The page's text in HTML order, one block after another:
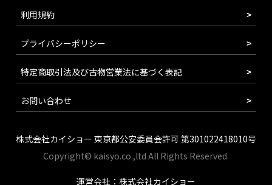
利用規約
プライバシーポリシー
特定商取引法及び古物営業法に基づく表記
お問い合わせ
株式会社カイショー 東京都公安委員会許可 第301022418010号
Copyright© kaisyo.co.,ltd All Rights Reserved.
運営会社：株式会社カイショー